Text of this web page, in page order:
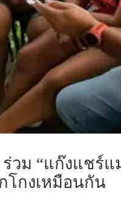
ร่วม “แก๊งแชร์
โกงเหมือนกัน